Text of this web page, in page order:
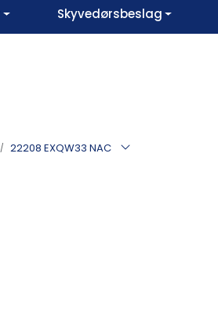
Skyvedørsbeslag
22208 EXQW33 NAC